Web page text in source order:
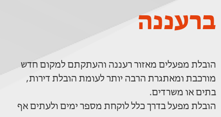
ברעננה
הובלת מפעלים מאזור רעננה והעתקתם למקום חדש
מורכבת ומאתגרת הרבה יותר לעומת הובלת דירות,
בתים או משרדים.
הובלת מפעל בדרך כלל לוקחת מספר ימים ולעתים אף